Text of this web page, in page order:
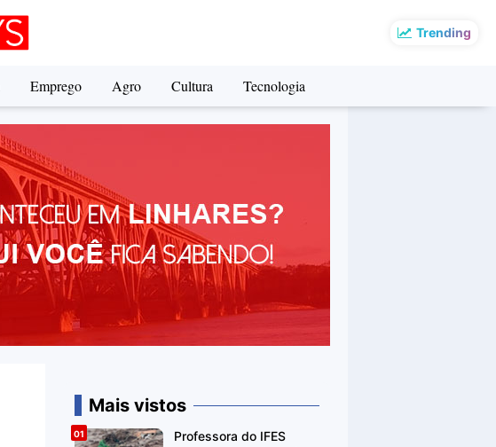
Trending
Emprego Agro Cultura Tecnologia
Mais vistos
Professora do IFES